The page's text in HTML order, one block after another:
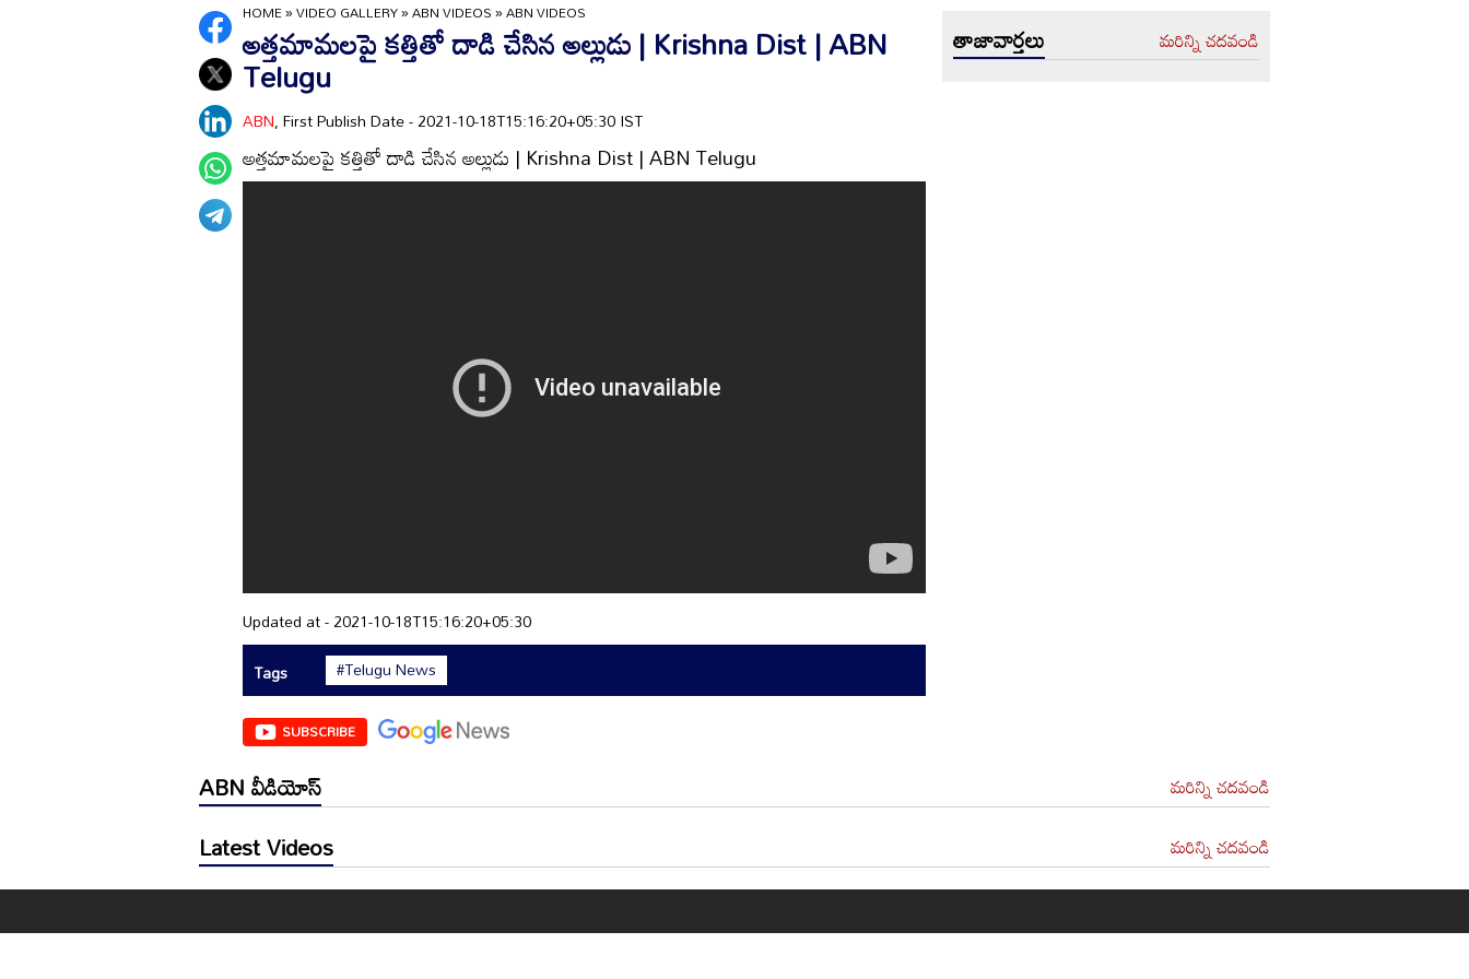
HOME»VIDEO GALLERY»ABN VIDEOS»ABN VIDEOS
అత్తమామలపై కత్తితో దాడి చేసిన అల్లుడు | Krishna Dist | ABN
Telugu
ABN, First Publish Date - 2021-10-18T15:16:20+05:30 IST
అత్తమామలపై కత్తితో దాడి చేసిన అల్లుడు | Krishna Dist | ABN Telugu
Updated at - 2021-10-18T15:16:20+05:30
Tags
#Telugu News
SUBSCRIBE
తాజావార్తలు మరిన్ని చదవండి
ABN వీడియోస్ మరిన్ని చదవండి
Latest Videos మరిన్ని చదవండి